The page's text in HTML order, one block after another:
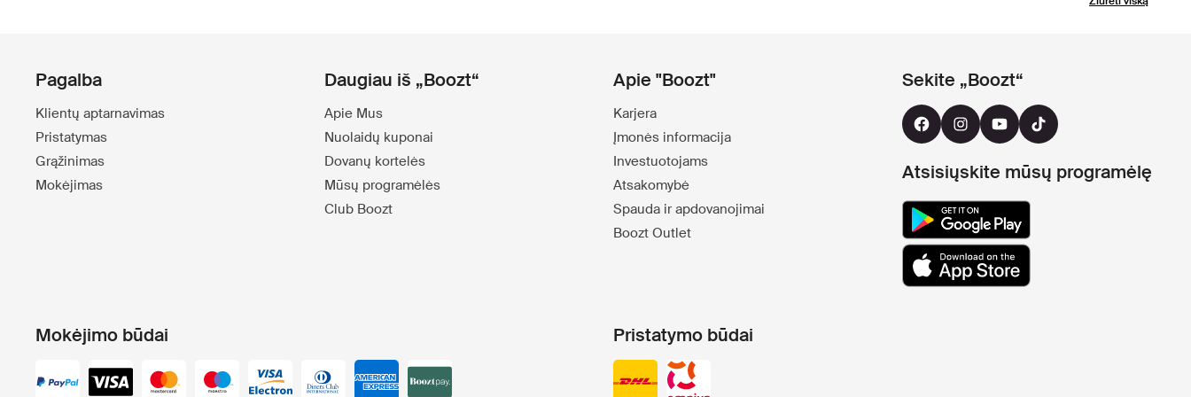
Pagalba
Klientų aptarnavimas
Pristatymas
Grąžinimas
Mokėjimas
Daugiau iš „Boozt“
Apie Mus
Nuolaidų kuponai
Dovanų kortelės
Mūsų programėlės
Club Boozt
Apie "Boozt"
Karjera
Įmonės informacija
Investuotojams
Atsakomybė
Spauda ir apdovanojimai
Boozt Outlet
Sekite „Boozt“
Atsisiųskite mūsų programėlę
Mokėjimo būdai Pristatymo būdai